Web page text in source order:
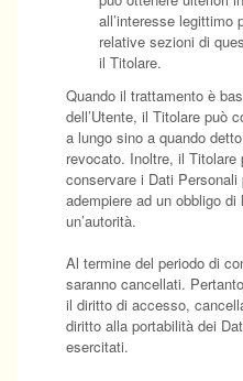
all’interesse legittimo
relative sezioni di
il Titolare.
Quando il trattamento è
dell’Utente, il Titolare può
a lungo sino a quando
revocato. Inoltre, il Titolare
conservare i Dati
adempiere ad un obbligo di
un’autorità.
Al termine del periodo di
saranno cancellati.
il diritto di accesso,
diritto alla portabilità dei
esercitati.